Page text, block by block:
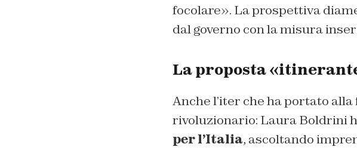
focolare». La prospettiva
dal governo con la misura
La proposta
Anche l’iter che ha portato
rivoluzionario: Laura Boldrini
per l’Italia, ascoltando